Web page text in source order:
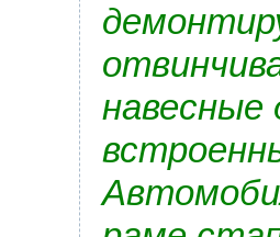
навесные